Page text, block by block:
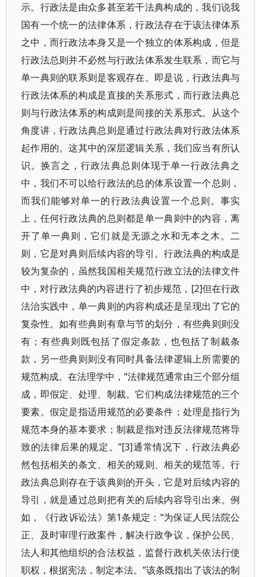
示。行政法是由众多甚至若干法典构成的，我们说我
国有一个统一的法律体系，行政法存在于该法律体系
之中，而行政法本身又是一个独立的体系构成，但是
行政法总则并不必然与行政法体系发生联系，而它与
单一典则的联系则是客观存在。即是说，行政法典与
行政法体系的构成是直接的关系形式，而行政法典总
则与行政法体系的构成则是间接的关系形式。从这个
角度讲，行政法典总则是通过行政法典对行政法体系
起作用的。这其中的深层逻辑关系，我们应当有所认
识。换言之，行政法典总则体现于单一行政法典之
中，我们不可以给行政法的总的体系设置一个总则，
而我们能够对单一的行政法典设置一个总则。事实
上，任何行政法典的总则都是单一典则中的内容，离
开了单一典则，它们就是无源之水和无本之木。二
则，它是对典则后续内容的导引。行政法典的构成是
较为复杂的，虽然我国相关规范行政立法的法律文件
中，对行政法典的内容进行了初步规范，[2]但在行政
法治实践中，单一典则的内容构成还是呈现出了它的
复杂性。如有些典则有章与节的划分，有些典则则没
有；有些典则既包括了假定条款，也包括了制裁条
款，另一些典则则没有同时具备法律逻辑上所需要的
规范构成。在法理学中，“法律规范通常由三个部分组
成，即假定、处理、制裁。它们构成法律规范的三个
要素。假定是指适用规范的必要条件；处理是指行为
规范本身的基本要求；制裁是指对违反法律规范将导
致的法律后果的规定。”[3]通常情况下，行政法典必
然包括相关的条文、相关的规则、相关的规范等。行
政法典总则存在于该典则的开头，它是对后续内容的
导引，就是通过总则把有关的后续内容导引出来。例
如，《行政诉讼法》第1条规定：“为保证人民法院公
正、及时审理行政案件，解决行政争议，保护公民、
法人和其他组织的合法权益，监督行政机关依法行使
职权，根据宪法，制定本法。”该条既指出了该法的制